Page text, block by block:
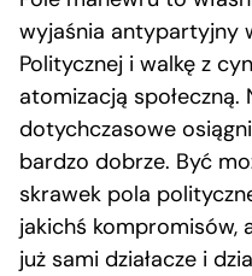
wyjaśnia antypartyjny
Politycznej i walkę z
atomizacją społeczną.
dotychczasowe
bardzo dobrze. Być
skrawek pola
jakichś kompromisów,
już sami działacze i